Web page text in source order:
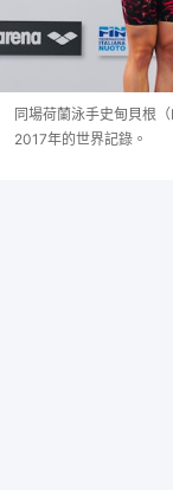
同場荷蘭泳手史甸貝根
2017年的世界記錄。